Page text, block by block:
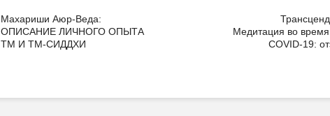
Махариши Аюр-Веда:
ОПИСАНИЕ ЛИЧНОГО ОПЫТА
ТМ И ТМ-СИДДХИ
Медитация во
COVID-19: